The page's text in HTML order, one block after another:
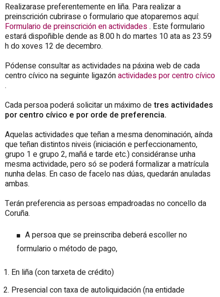
Realizarase preferentemente en liña. Para realizar a
preinscrición cubrirase o formulario que atoparemos aquí:
Formulario de preinscrición en actividades. Este formulario
estará dispoñible dende as 8.00 h do martes 10 ata as 23.59
h do xoves 12 de decembro.
Pódense consultar as actividades na páxina web de cada
centro cívico na seguinte ligazónactividades por centro cívico
.
Cada persoa poderá solicitar un máximo detres actividades
por centro cívico e por orde de preferencia.
Aquelas actividades que teñan a mesma denominación, aínda
que teñan distintos niveis (iniciación e perfeccionamento,
grupo 1 e grupo 2, mañá e tarde etc.) considéranse unha
mesma actividade, pero só se poderá formalizar a matrícula
nunha delas. En caso de facelo nas dúas, quedarán anuladas
ambas.
Terán preferencia as persoas empadroadas no concello da
Coruña.
A persoa que se preinscriba deberá escoller no
formulario o método de pago,
En liña (con tarxeta de crédito)
Presencial con taxa de autoliquidación (na entidade